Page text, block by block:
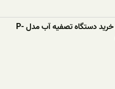
مزایای خرید دستگاه تصفیه آب مدل P-